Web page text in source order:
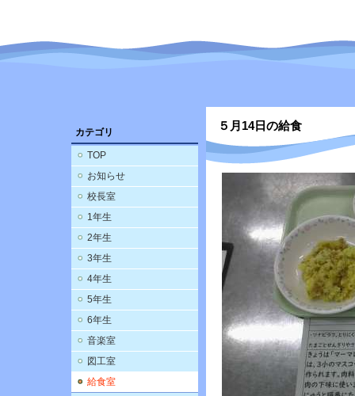
カテゴリ
TOP
お知らせ
校長室
1年生
2年生
3年生
4年生
5年生
6年生
音楽室
図工室
給食室
５月14日の給食